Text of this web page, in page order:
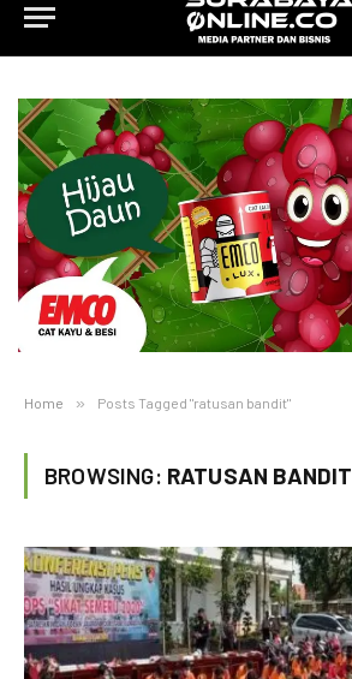
Home » Posts Tagged "ratusan bandit"
BROWSING: RATUSAN BANDIT